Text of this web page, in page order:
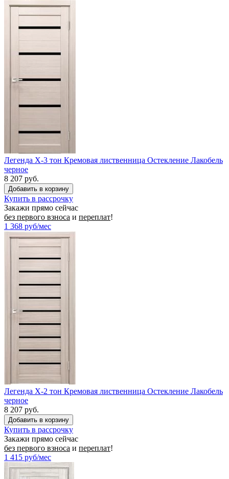
Легенда X-3 тон Кремовая лиственница Остекление Лакобель
черное
8 207 руб.
Купить в рассрочку
Закажи прямо сейчас
без первого взноса и переплат!
1 368 руб/мес
Легенда X-2 тон Кремовая лиственница Остекление Лакобель
черное
8 207 руб.
Купить в рассрочку
Закажи прямо сейчас
без первого взноса и переплат!
1 415 руб/мес